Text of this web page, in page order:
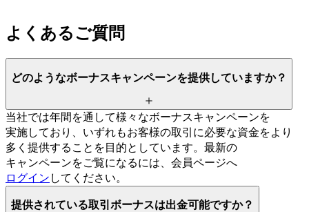
よく あるご質問
どのようなボーナスキャンペーンを提供していますか？
当社では年間を通して様々なボーナスキャンペーンを
実施しており、 いずれもお客様の取引に必要な資金をより
多く 提供する ことを目的と しています。 最新の
キャンペーンをご覧になるには、 会員ページへ
ログイン してください。
提供されている取引ボーナスは出金可能ですか？